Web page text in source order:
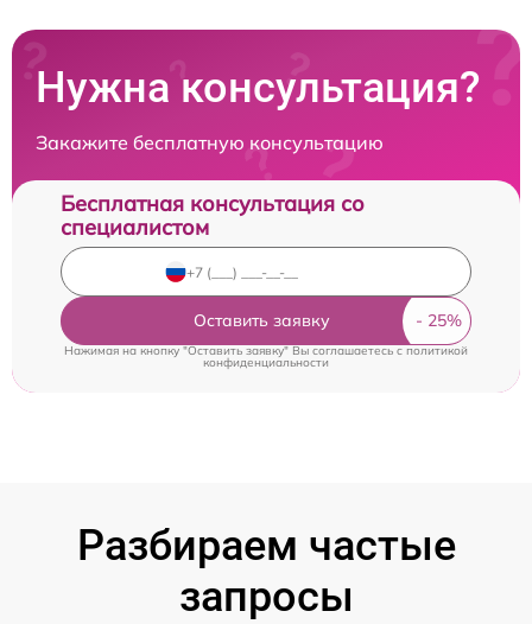
Нужна консультация?
Закажите бесплатную консультацию
Бесплатная консультация со
специалистом
Оставить заявку
Нажимая на кнопку "Оставить заявку" Вы соглашаетесь c политикой
конфиденциальности
Разбираем частые
запросы